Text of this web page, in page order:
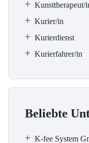
Kunsttherapeut/
Kurier/in
Kurierdienst
Kurierfahrer/in
Beliebte
K-fee System